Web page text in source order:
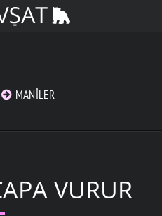
MANILER
VURUR